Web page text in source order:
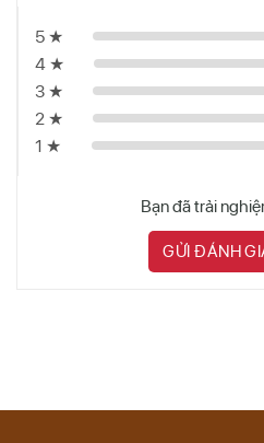
5 ★
4 ★
3 ★
2 ★
1 ★
Bạn đã trải
GỬI ĐÁNH